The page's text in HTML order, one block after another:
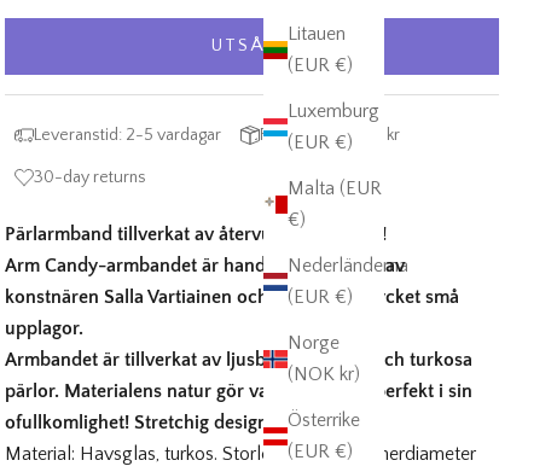
Litauen
(EUR €)
Luxemburg
(EUR €)
Malta (EUR
€)
Nederländerna
(EUR €)
Norge
(NOK kr)
Österrike
(EUR €)
UTSÅLD
Leveranstid: 2-5 vardagar Fri frakt över 995 kr
30-day returns
Pärlarmband tillverkat av återvunnet material!
Arm Candy-armbandet är handgjort i Sverige av
konstnären Salla Vartiainen och tillverkat i mycket små
upplagor.
Armbandet är tillverkat av ljusblått havsglas och turkosa
pärlor. Materialens natur gör varje armband perfekt i sin
ofullkomlighet! Stretchig design.
Material: Havsglas, turkos. Storlek: ca 5 cm i innerdiameter